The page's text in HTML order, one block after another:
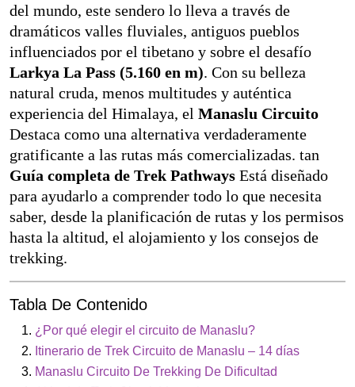
del mundo, este sendero lo lleva a través de
dramáticos valles fluviales, antiguos pueblos
influenciados por el tibetano y sobre el desafío
Larkya La Pass (5.160 en m). Con su belleza
natural cruda, menos multitudes y auténtica
experiencia del Himalaya, el Manaslu Circuito
Destaca como una alternativa verdaderamente
gratificante a las rutas más comercializadas. tan
Guía completa de Trek Pathways Está diseñado
para ayudarlo a comprender todo lo que necesita
saber, desde la planificación de rutas y los permisos
hasta la altitud, el alojamiento y los consejos de
trekking.
Tabla De Contenido
¿Por qué elegir el circuito de Manaslu?
Itinerario de Trek Circuito de Manaslu – 14 días
Manaslu Circuito De Trekking De Dificultad